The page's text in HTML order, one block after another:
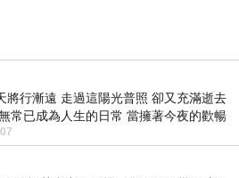
將行漸遠 走過這陽光普照 卻又充滿逝去
常已成為人生的日常 當擁著今夜的歡暢
驟成昨日 而明晨 太陽